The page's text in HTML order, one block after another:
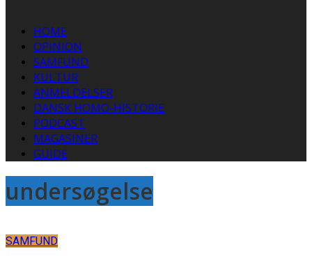
HOME
OPINION
SAMFUND
KULTUR
ANMELDELSER
DANSK HOMO-HISTORIE
PODCAST
MAGASINER
GUIDE
undersøgelse
SAMFUND